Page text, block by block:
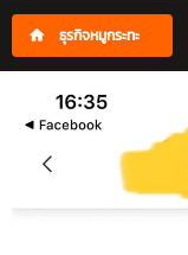
ธุรกิจหมูกระทะ